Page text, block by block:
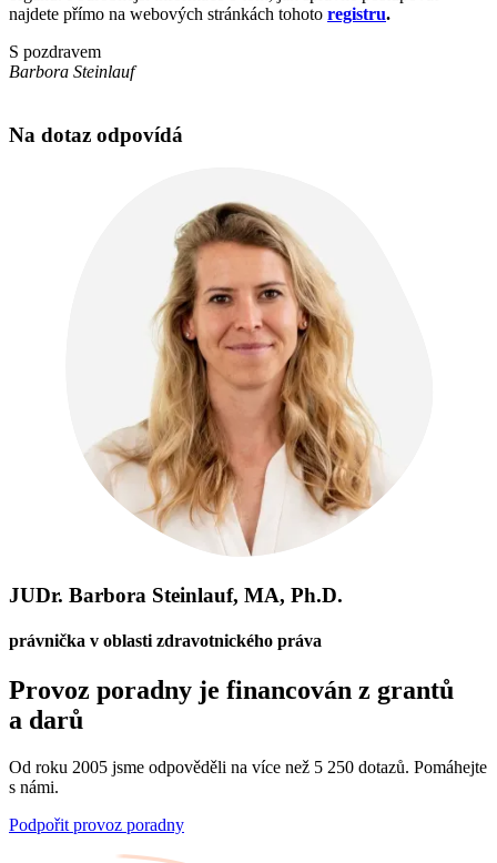
najdete přímo na webových stránkách tohoto registru.
S pozdravem
Barbora Steinlauf
Na dotaz odpovídá
JUDr. Barbora Steinlauf, MA, Ph.D.
právnička v oblasti zdravotnického práva
Provoz poradny je financován z grantů
a darů
Od roku 2005 jsme odpověděli na více než 5 250 dotazů. Pomáhejte
s námi.
Podpořit provoz poradny